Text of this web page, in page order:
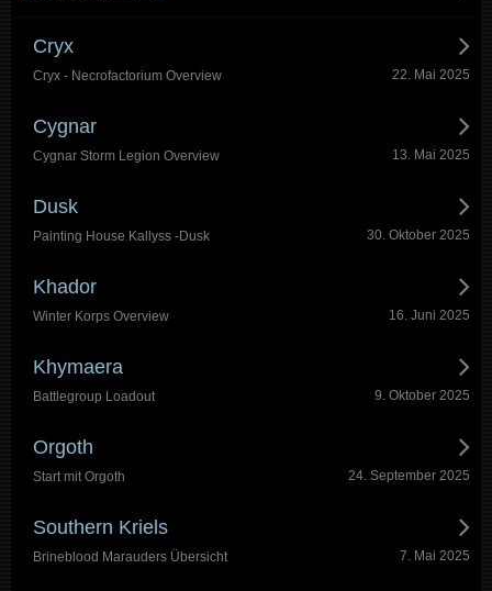
Cryx
Cryx - Necrofactorium Overview 22. Mai 2025
Cygnar
Cygnar Storm Legion Overview 13. Mai 2025
Dusk
Painting House Kallyss -Dusk 30. Oktober 2025
Khador
Winter Korps Overview 16. Juni 2025
Khymaera
Battlegroup Loadout 9. Oktober 2025
Orgoth
Start mit Orgoth 24. September 2025
Southern Kriels
Brineblood Marauders Übersicht 7. Mai 2025